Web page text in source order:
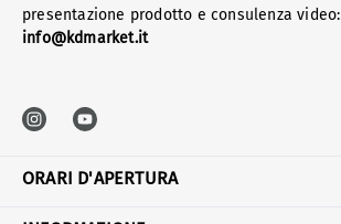
presentazione prodotto e consulenza video:
info@kdmarket.it
ORARI D'APERTURA